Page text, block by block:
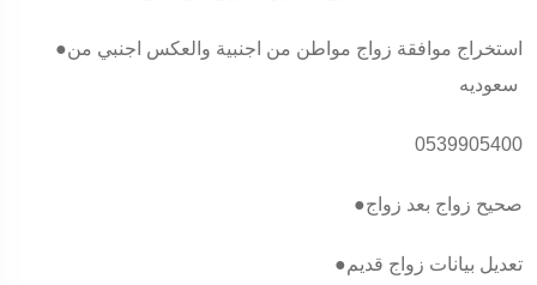
●استخراج موافقة زواج مواطن من اجنبية والعكس اجنبي من
0539905400
●صحيح زواج بعد زواج
●تعديل بيانات زواج قديم